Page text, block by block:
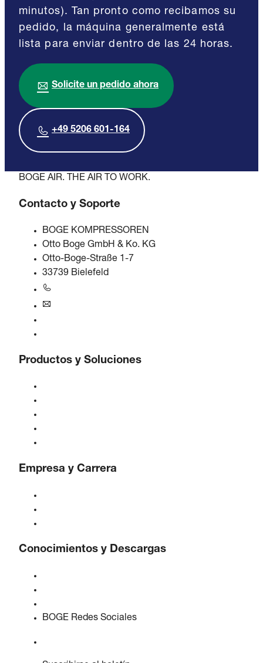
minutos). Tan pronto como recibamos su
pedido, la máquina generalmente está
lista para enviar dentro de las 24 horas.
Solicite un pedido ahora
+49 5206 601-164
BOGE AIR. THE AIR TO WORK.
Contacto y Soporte
BOGE KOMPRESSOREN
Otto Boge GmbH & Ko. KG
Otto-Boge-Straße 1-7
33739 Bielefeld
Productos y Soluciones
Empresa y Carrera
Conocimientos y Descargas
BOGE Redes Sociales